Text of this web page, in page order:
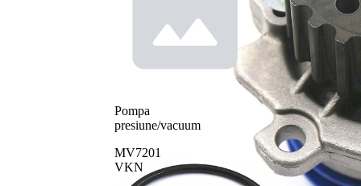
curea
distributie
pale - pompa
plastic
Pompa
presiune/vacuum
MV7201
VKN